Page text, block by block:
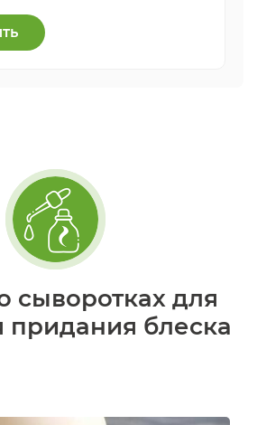
сыворотках для
придания блеска